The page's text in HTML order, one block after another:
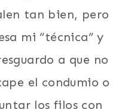
tan bien, pero
mi “técnica” y
a que no
el condumio o
los filos con